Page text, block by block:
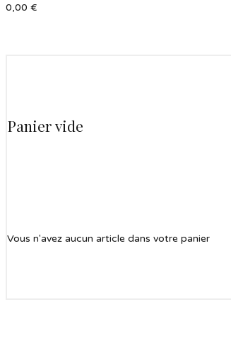
0,00 €
Panier vide
Vous n'avez aucun article dans votre panier